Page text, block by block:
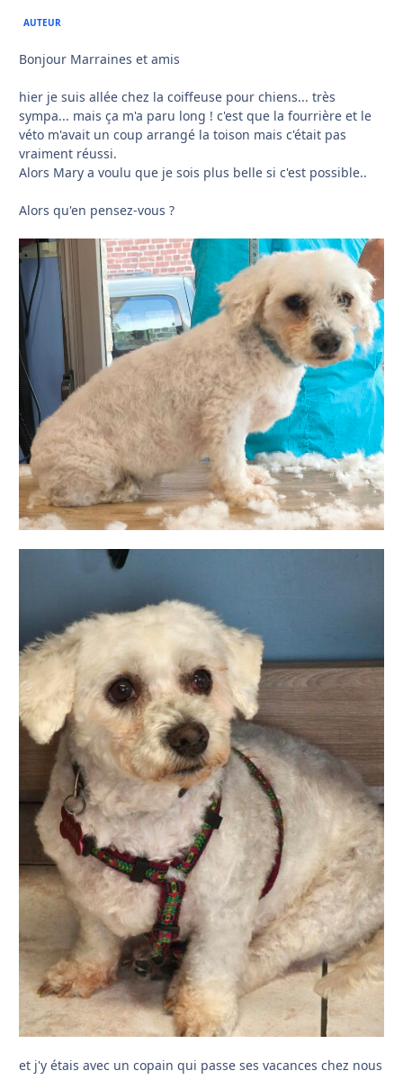
AUTEUR
Bonjour Marraines et amis
hier je suis allée chez la coiffeuse pour chiens... très
sympa... mais ça m'a paru long ! c'est que la fourrière et le
véto m'avait un coup arrangé la toison mais c'était pas
vraiment réussi.
Alors Mary a voulu que je sois plus belle si c'est possible..
Alors qu'en pensez-vous ?
et j'y étais avec un copain qui passe ses vacances chez nous